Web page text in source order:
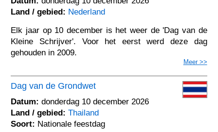
Land / gebied: Nederland
Elk jaar op 10 december is het weer de 'Dag van de
Kleine Schrijver'. Voor het eerst werd deze dag
gehouden in 2009.
Meer >>
Dag van de Grondwet
Datum: donderdag 10 december 2026
Land / gebied: Thailand
Soort: Nationale feestdag